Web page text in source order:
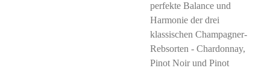
perfekte Balance und
Harmonie der drei
klassischen Champagner-
Rebsorten - Chardonnay,
Pinot Noir und Pinot